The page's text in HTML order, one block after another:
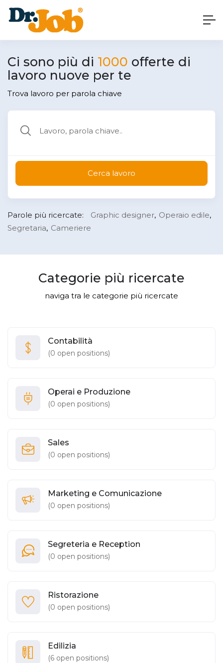
Ci sono più di 1000 offerte di
lavoro nuove per te
Trova lavoro per parola chiave
Cerca lavoro
Parole più ricercate: Graphic designer Operaio edile
Segretaria Cameriere
Categorie più ricercate
naviga tra le categorie più ricercate
Contabilità
(0 open positions)
Operai e Produzione
(0 open positions)
Sales
(0 open positions)
Marketing e Comunicazione
(0 open positions)
Segreteria e Reception
(0 open positions)
Ristorazione
(0 open positions)
Edilizia
(6 open positions)